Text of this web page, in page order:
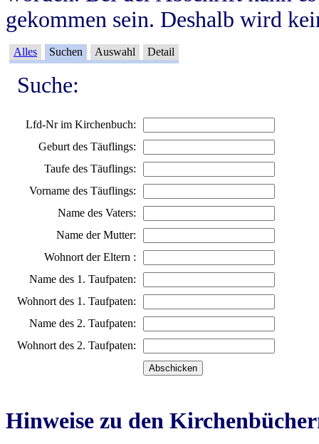
gekommen sein. Deshalb wird
Alles Suchen Auswahl Detail
Suche:
Lfd-Nr im Kirchenbuch:
Geburt des Täuflings:
Taufe des Täuflings:
Vorname des Täuflings:
Name des Vaters:
Name der Mutter:
Wohnort der Eltern :
Name des 1. Taufpaten:
Wohnort des 1. Taufpaten:
Name des 2. Taufpaten:
Wohnort des 2. Taufpaten:
Hinweise zu den